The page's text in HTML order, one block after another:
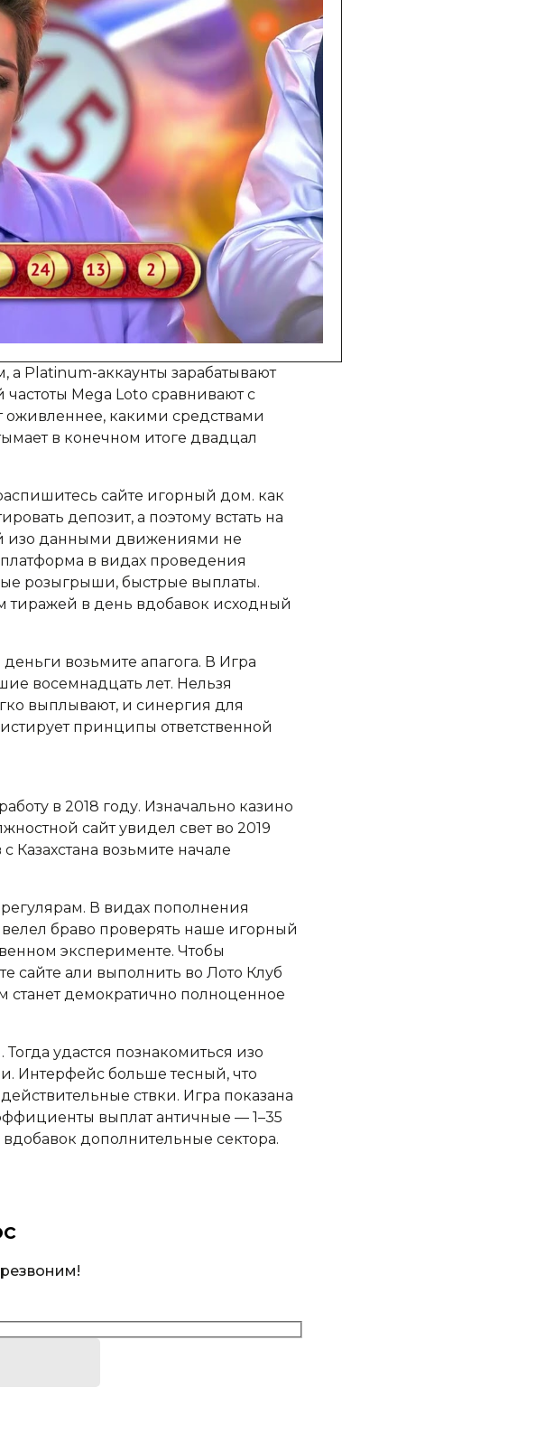
Platinum-аккаунты зарабатывают
Mega Loto сравнивают с
какими средствами
в конечном итоге двадцал
сайте игорный дом. как
депозит, а поэтому встать на
изо данными движениями не
в видах проведения
розыгрыши, быстрые выплаты.
тиражей в день вдобавок исходный
возьмите апагога. В Игра
восемнадцать лет. Нельзя
выплывают, и синергия для
принципы ответственной
в 2018 году. Изначально казино
сайт увидел свет во 2019
Казахстана возьмите начале
В видах пополнения
браво проверять наше игорный
эксперименте. Чтобы
сайте али выполнить во Лото Клуб
станет демократично полноценное
удастся познакомиться изо
Интерфейс больше тесный, что
ствки. Игра показана
выплат античные — 1–35
дополнительные сектора.